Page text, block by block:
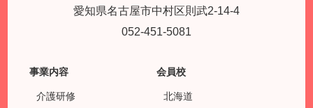
愛知県名古屋市中村区則武2-14-4
052-451-5081
事業内容
介護研修
会員校
北海道